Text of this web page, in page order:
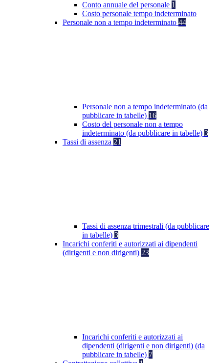
Conto annuale del personale 1
Costo personale tempo indeterminato
Personale non a tempo indeterminato 44
Personale non a tempo indeterminato (da
pubblicare in tabelle) 16
Costo del personale non a tempo
indeterminato (da pubblicare in tabelle) 3
Tassi di assenza 21
Tassi di assenza trimestrali (da pubblicare
in tabelle) 3
Incarichi conferiti e autorizzati ai dipendenti
(dirigenti e non dirigenti) 23
Incarichi conferiti e autorizzati ai
dipendenti (dirigenti e non dirigenti) (da
pubblicare in tabelle) 7